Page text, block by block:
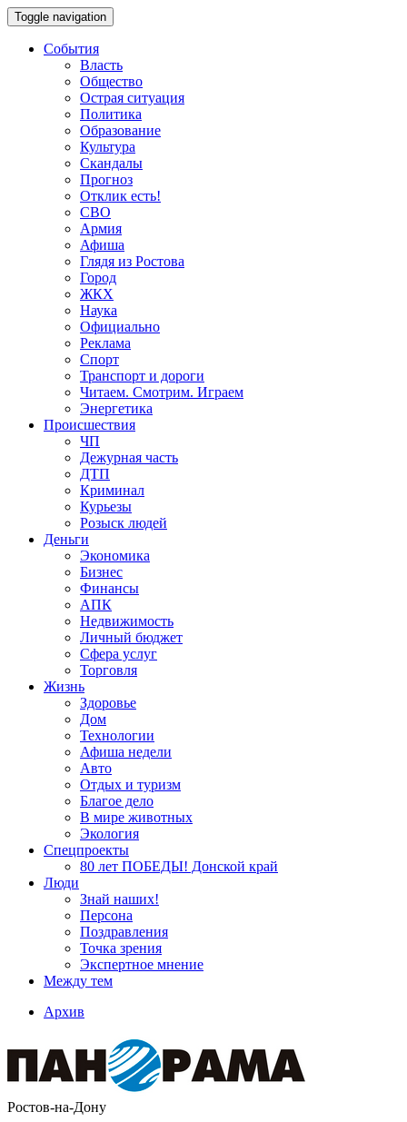
Toggle navigation
События
Власть
Общество
Острая ситуация
Политика
Образование
Культура
Скандалы
Прогноз
Отклик есть!
СВО
Армия
Афиша
Глядя из Ростова
Город
ЖКХ
Наука
Официально
Реклама
Спорт
Транспорт и дороги
Читаем. Смотрим. Играем
Энергетика
Происшествия
ЧП
Дежурная часть
ДТП
Криминал
Курьезы
Розыск людей
Деньги
Экономика
Бизнес
Финансы
АПК
Недвижимость
Личный бюджет
Сфера услуг
Торговля
Жизнь
Здоровье
Дом
Технологии
Афиша недели
Авто
Отдых и туризм
Благое дело
В мире животных
Экология
Спецпроекты
80 лет ПОБЕДЫ! Донской край
Люди
Знай наших!
Персона
Поздравления
Точка зрения
Экспертное мнение
Между тем
Архив
Ростов-на-Дону